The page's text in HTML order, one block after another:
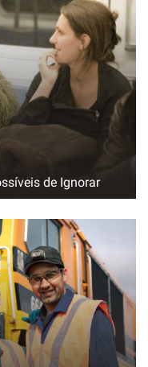
de Ignorar